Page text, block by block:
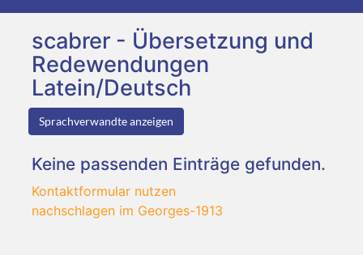
scabrer - Übersetzung und
Redewendungen
Latein/Deutsch
Sprachverwandte anzeigen
Keine passenden Einträge gefunden.
Kontaktformular nutzen
nachschlagen im Georges-1913